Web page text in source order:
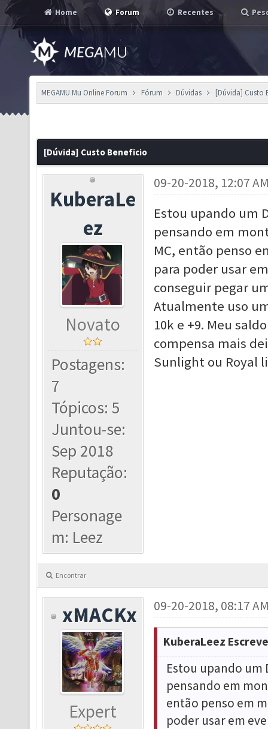
Home Forum Recentes
MEGAMU Mu Online Forum Fórum Dúvidas [Dúvida] Custo
[Dúvida] Custo Beneficio
KuberaLe
ez
Novato
Postagens:
7
Tópicos: 5
Juntou-se:
Sep 2018
Reputação:
0
Personage
m: Leez
09-20-2018, 12:07
Estou upando um
pensando em
MC, então penso
para poder usar
conseguir pegar
Atualmente uso
10k e +9. Meu
compensa mais
Sunlight ou Royal
Encontrar
xMACKx
Expert
09-20-2018, 08:17
KuberaLeez
Estou upando um
pensando em
então penso em
poder usar em